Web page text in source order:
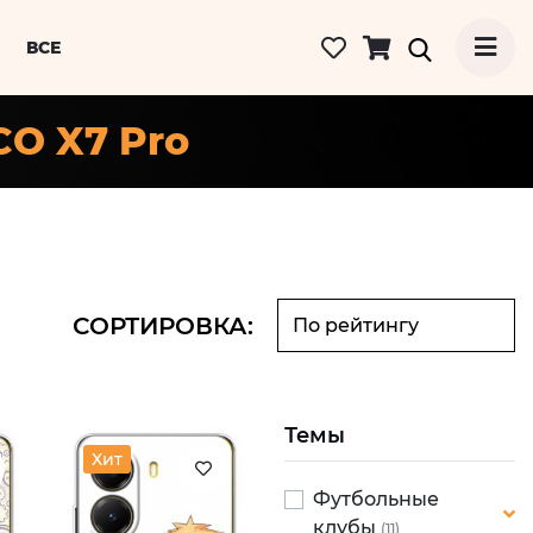
ВСЕ
X7 Pro
СОРТИРОВКА:
Хит
Темы
Футбольные
клубы (11)